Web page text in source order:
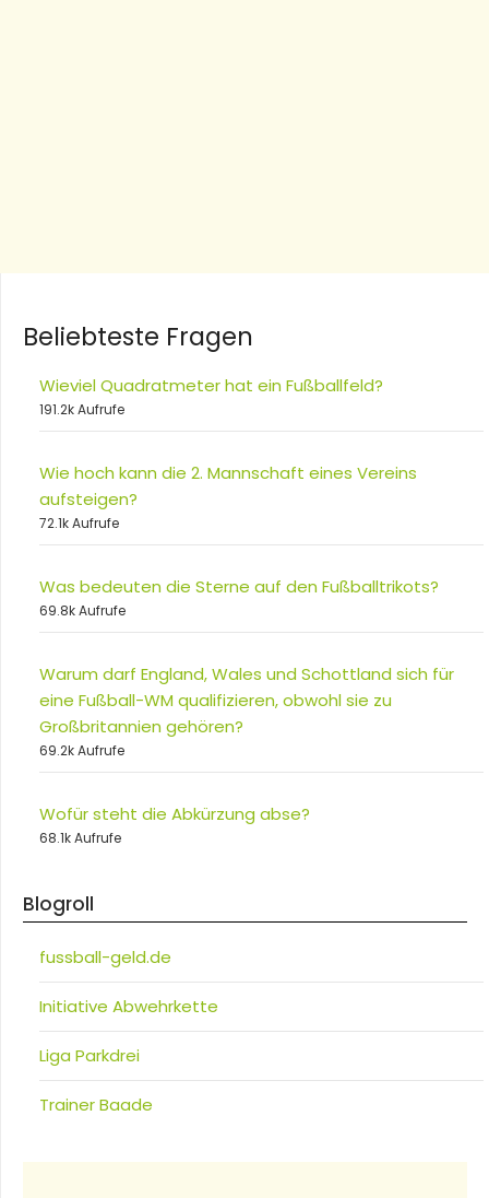
Beliebteste Fragen
Wieviel Quadratmeter hat ein Fußballfeld?
191.2k Aufrufe
Wie hoch kann die 2. Mannschaft eines Vereins
aufsteigen?
72.1k Aufrufe
Was bedeuten die Sterne auf den Fußballtrikots?
69.8k Aufrufe
Warum darf England, Wales und Schottland sich für
eine Fußball-WM qualifizieren, obwohl sie zu
Großbritannien gehören?
69.2k Aufrufe
Wofür steht die Abkürzung abse?
68.1k Aufrufe
Blogroll
fussball-geld.de
Initiative Abwehrkette
Liga Parkdrei
Trainer Baade